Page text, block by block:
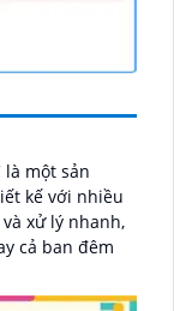
là một sản
kế với nhiều
cả ban đêm